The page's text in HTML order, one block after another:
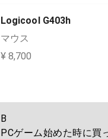
Logicool G403h
マウス
¥ 8,700
B
PCゲーム始めた時に買